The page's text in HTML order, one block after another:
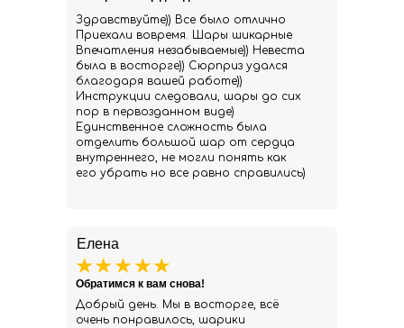
Елена
Добрый день. Мы в восторге, всё
очень понравилось, шарики
Обратимся к вам снова!
Здравствуйте)) Все было отлично
Приехали вовремя. Шары шикарные
Впечатления незабываемые)) Невеста
была в восторге)) Сюрприз удался
благодаря вашей работе))
Инструкции следовали, шары до сих
пор в первозданном виде)
Единственное сложность была
отделить большой шар от сердца
внутреннего, не могли понять как
его убрать но все равно справились)